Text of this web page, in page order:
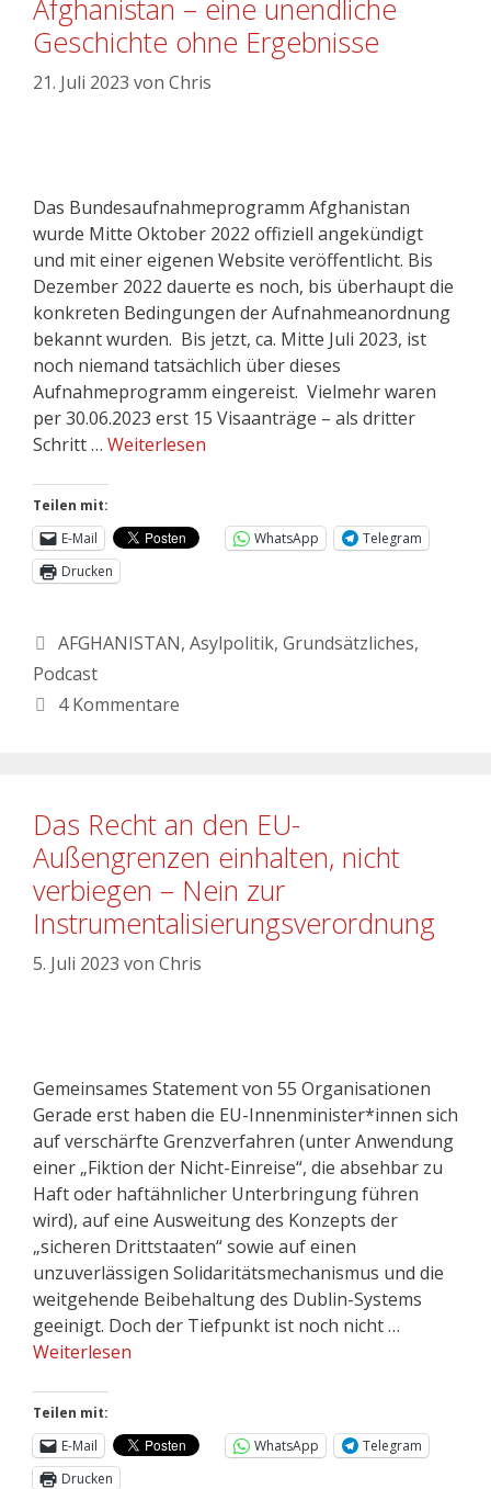
Afghanistan – eine unendliche
Geschichte ohne Ergebnisse
21. Juli 2023 von Chris
Das Bundesaufnahmeprogramm Afghanistan
wurde Mitte Oktober 2022 offiziell angekündigt
und mit einer eigenen Website veröffentlicht. Bis
Dezember 2022 dauerte es noch, bis überhaupt die
konkreten Bedingungen der Aufnahmeanordnung
bekannt wurden. Bis jetzt, ca. Mitte Juli 2023, ist
noch niemand tatsächlich über dieses
Aufnahmeprogramm eingereist. Vielmehr waren
per 30.06.2023 erst 15 Visaanträge – als dritter
Schritt … Weiterlesen
Teilen mit:
E-Mail
WhatsApp
Telegram
Drucken
AFGHANISTAN, Asylpolitik, Grundsätzliches,
Podcast
4 Kommentare
Das Recht an den EU-
Außengrenzen einhalten, nicht
verbiegen – Nein zur
Instrumentalisierungsverordnung
5. Juli 2023 von Chris
Gemeinsames Statement von 55 Organisationen
Gerade erst haben die EU-Innenminister*innen sich
auf verschärfte Grenzverfahren (unter Anwendung
einer „Fiktion der Nicht-Einreise“, die absehbar zu
Haft oder haftähnlicher Unterbringung führen
wird), auf eine Ausweitung des Konzepts der
„sicheren Drittstaaten“ sowie auf einen
unzuverlässigen Solidaritätsmechanismus und die
weitgehende Beibehaltung des Dublin-Systems
geeinigt. Doch der Tiefpunkt ist noch nicht …
Weiterlesen
Teilen mit:
E-Mail
WhatsApp
Telegram
Drucken